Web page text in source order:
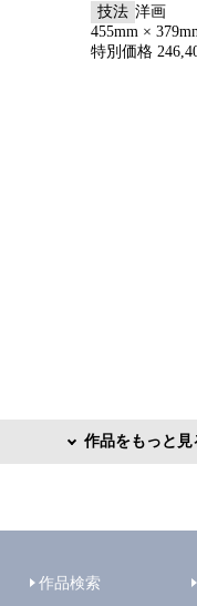
技法 洋画
455mm ×
特別価格
作品をもっと見
作品検索